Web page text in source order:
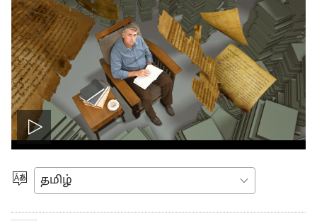
Play
video
மொழியை
தெரிவுசெய்யவும்